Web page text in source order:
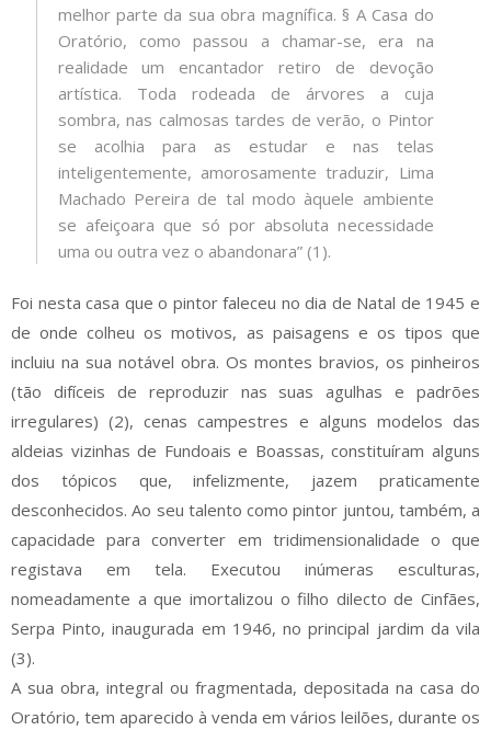
melhor parte da sua obra magnífica. § A Casa do
Oratório, como passou a chamar-se, era na
realidade um encantador retiro de devoção
artística. Toda rodeada de árvores a cuja
sombra, nas calmosas tardes de verão, o Pintor
se acolhia para as estudar e nas telas
inteligentemente, amorosamente traduzir, Lima
Machado Pereira de tal modo àquele ambiente
se afeiçoara que só por absoluta necessidade
uma ou outra vez o abandonara” (1).
Foi nesta casa que o pintor faleceu no dia de Natal de 1945 e
de onde colheu os motivos, as paisagens e os tipos que
incluiu na sua notável obra. Os montes bravios, os pinheiros
(tão difíceis de reproduzir nas suas agulhas e padrões
irregulares) (2), cenas campestres e alguns modelos das
aldeias vizinhas de Fundoais e Boassas, constituíram alguns
dos tópicos que, infelizmente, jazem praticamente
desconhecidos. Ao seu talento como pintor juntou, também, a
capacidade para converter em tridimensionalidade o que
registava em tela. Executou inúmeras esculturas,
nomeadamente a que imortalizou o filho dilecto de Cinfães,
Serpa Pinto, inaugurada em 1946, no principal jardim da vila
(3).
A sua obra, integral ou fragmentada, depositada na casa do
Oratório, tem aparecido à venda em vários leilões, durante os